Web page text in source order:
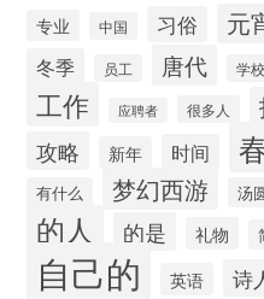
专业 中国 习俗 元
冬季 员工 唐代 学校
工作 应聘者 很多人
攻略 新年 时间
有什么 梦幻西游 汤
的人 的是 礼物
自己的 英语 诗